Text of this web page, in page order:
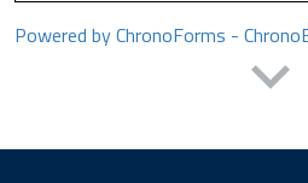
Powered by ChronoForms -